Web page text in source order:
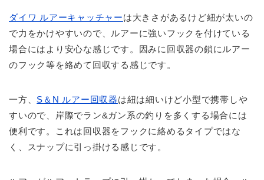
ダイワ ルアーキャッチャーは大きさがあるけど紐が太いの
で力をかけやすいので、ルアーに強いフックを付けている
場合にはより安心な感じです。因みに回収器の鎖にルアー
のフック等を絡めて回収する感じです。
一方、 S＆N ルアー回収器は紐は細いけど小型で携帯しや
すいので、岸際でラン&ガン系の釣りを多くする場合には
便利です。これは回収器をフックに絡めるタイプではな
く、スナップに引っ掛ける感じです。